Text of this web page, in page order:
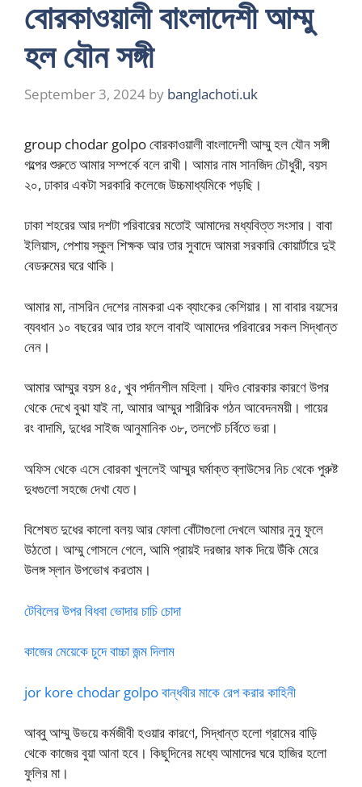
বোরকাওয়ালী বাংলাদেশী আম্মু
হল যৌন সঙ্গী
September 3, 2024 by banglachoti.uk
group chodar golpo বোরকাওয়ালী বাংলাদেশী আম্মু হল যৌন সঙ্গী
গল্পের শুরুতে আমার সম্পর্কে বলে রাখী। আমার নাম সানজিদ চৌধুরী, বয়স
২০, ঢাকার একটা সরকারি কলেজে উচ্চমাধ্যমিকে পড়ছি।
ঢাকা শহরের আর দশটা পরিবারের মতোই আমাদের মধ্যবিত্ত সংসার। বাবা
ইলিয়াস, পেশায় স্কুল শিক্ষক আর তার সুবাদে আমরা সরকারি কোয়ার্টারে দুই
বেডরুমের ঘরে থাকি।
আমার মা, নাসরিন দেশের নামকরা এক ব্যাংকের কেশিয়ার। মা বাবার বয়সের
ব্যবধান ১০ বছরের আর তার ফলে বাবাই আমাদের পরিবারের সকল সিদ্ধান্ত
নেন।
আমার আম্মুর বয়স ৪৫, খুব পর্দানশীল মহিলা। যদিও বোরকার কারণে উপর
থেকে দেখে বুঝা যাই না, আমার আম্মুর শারীরিক গঠন আবেদনময়ী। গায়ের
রং বাদামি, দুধের সাইজ আনুমানিক ৩৮, তলপেট চর্বিতে ভরা।
অফিস থেকে এসে বোরকা খুললেই আম্মুর ঘর্মাক্ত ব্লাউসের নিচ থেকে পুরুষ্ট
দুধগুলো সহজে দেখা যেত।
বিশেষত দুধের কালো বলয় আর ফোলা বোঁটাগুলো দেখলে আমার নুনু ফুলে
উঠতো। আম্মু গোসলে গেলে, আমি প্রায়ই দরজার ফাক দিয়ে উঁকি মেরে
উলঙ্গ স্লান উপভোখ করতাম।
টেবিলের উপর বিধবা ভোদার চাচি চোদা
কাজের মেয়েকে চুদে বাচ্চা জন্ম দিলাম
jor kore chodar golpo বান্ধবীর মাকে রেপ করার কাহিনী
আব্বু আম্মু উভয়ে কর্মজীবী হওয়ার কারণে, সিদ্ধান্ত হলো গ্রামের বাড়ি
থেকে কাজের বুয়া আনা হবে। কিছুদিনের মধ্যে আমাদের ঘরে হাজির হলো
ফুলির মা।